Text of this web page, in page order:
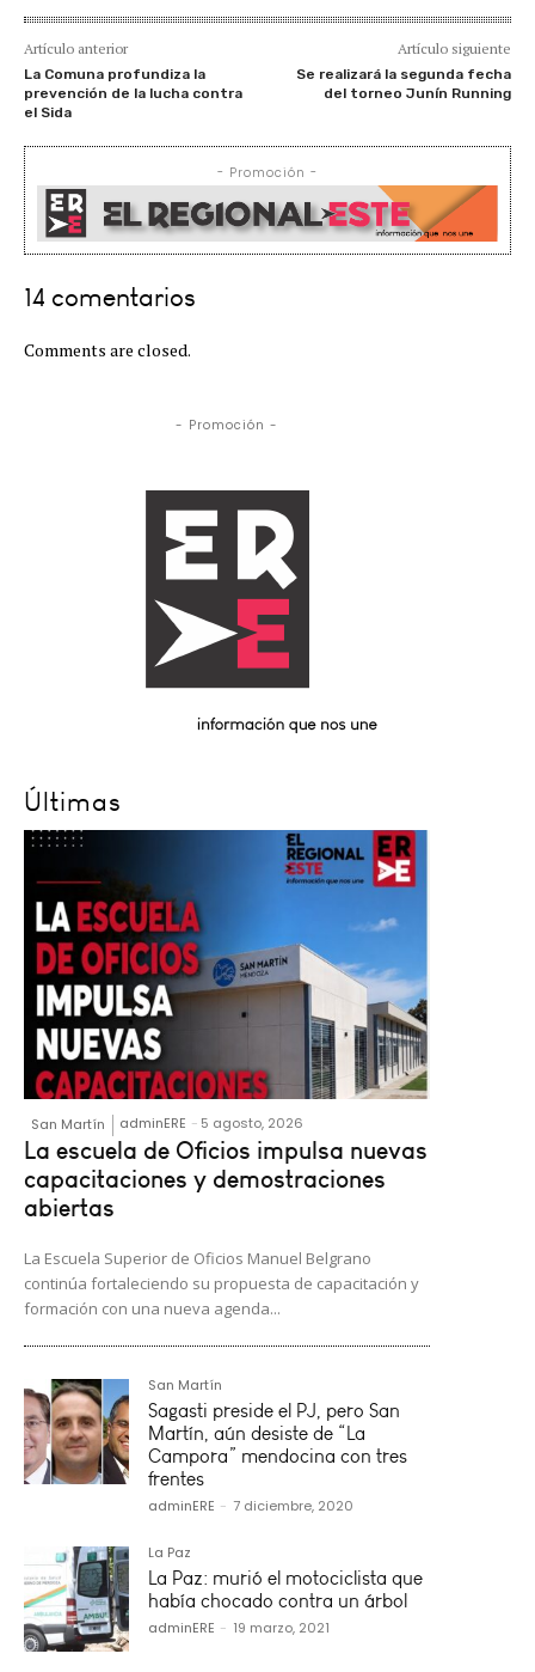
Artículo anterior
La Comuna profundiza la
prevención de la lucha contra
el Sida
Artículo siguiente
Se realizará la segunda fecha
del torneo Junín Running
- Promoción -
14 comentarios
Comments are closed.
- Promoción -
Últimas
San Martín adminERE - 5 agosto, 2026
La escuela de Oficios impulsa nuevas
capacitaciones y demostraciones
abiertas
La Escuela Superior de Oficios Manuel Belgrano
continúa fortaleciendo su propuesta de capacitación y
formación con una nueva agenda...
San Martín
Sagasti preside el PJ, pero San
Martín, aún desiste de “La
Campora” mendocina con tres
frentes
adminERE - 7 diciembre, 2020
La Paz
La Paz: murió el motociclista que
había chocado contra un árbol
adminERE - 19 marzo, 2021